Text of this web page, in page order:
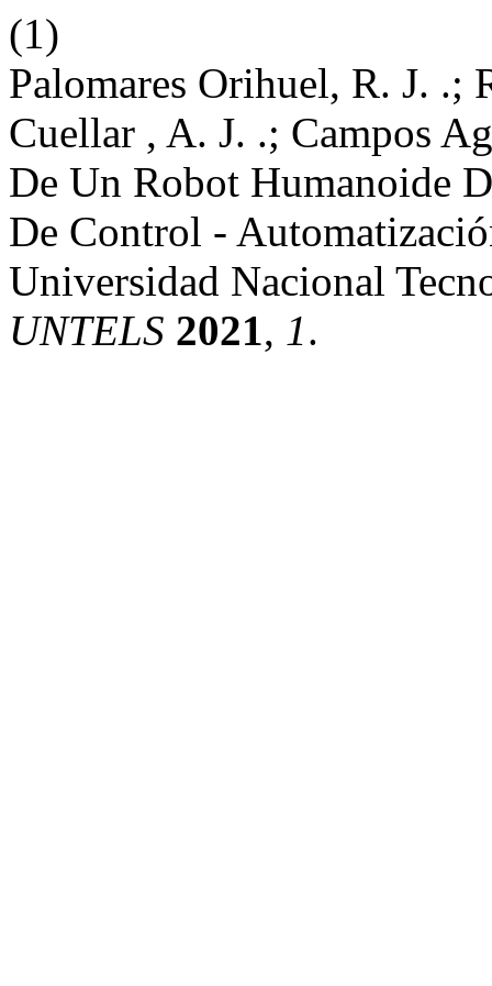
(1)
Palomares Orihuel, R. J. .;
Cuellar , A. J. .; Campos
De Un Robot Humanoide
De Control -
Universidad Nacional
UNTELS 2021, 1.